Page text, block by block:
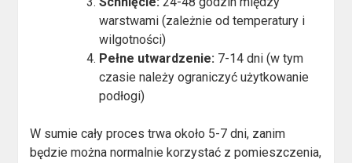
warstwami (zależnie od temperatury i
wilgotności)
Pełne utwardzenie: 7-14 dni (w tym
czasie należy ograniczyć użytkowanie
podłogi)
W sumie cały proces trwa około 5-7 dni, zanim
będzie można normalnie korzystać z pomieszczenia,